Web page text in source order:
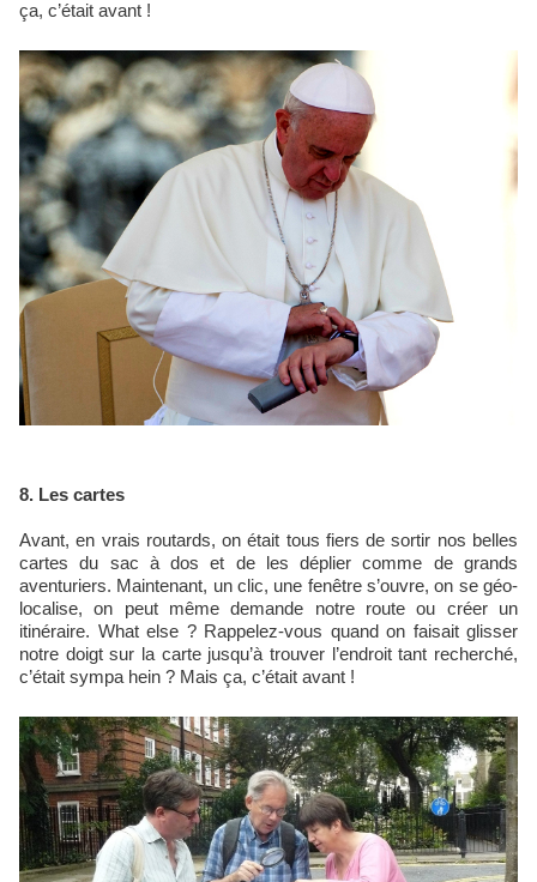
ça, c’était avant !
8. Les cartes
Avant, en vrais routards, on était tous fiers de sortir nos belles
cartes du sac à dos et de les déplier comme de grands
aventuriers. Maintenant, un clic, une fenêtre s’ouvre, on se géo-
localise, on peut même demande notre route ou créer un
itinéraire. What else ? Rappelez-vous quand on faisait glisser
notre doigt sur la carte jusqu’à trouver l’endroit tant recherché,
c’était sympa hein ? Mais ça, c’était avant !